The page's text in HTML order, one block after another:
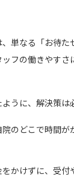
単なる「お待た
フの働きやすさ
うに、解決策は
院のどこで時間
をかけずに、受